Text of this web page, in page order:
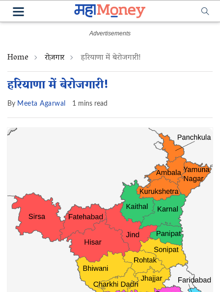
Home रोज़गार हरियाणा में बेरोजगारी!
हरियाणा में बेरोजगारी!
By Meeta Agarwal 1 mins read